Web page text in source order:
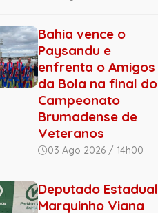
Bahia vence o
Paysandu e
enfrenta o Amigos
da Bola na final do
Campeonato
Brumadense de
Veteranos
03 Ago 2026 / 14h00
Deputado Estadual
Marquinho Viana